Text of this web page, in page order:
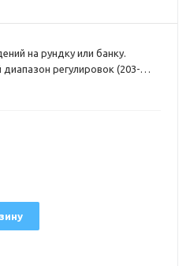
на рундку или банку.
регулировок (203-
не входит
С12561